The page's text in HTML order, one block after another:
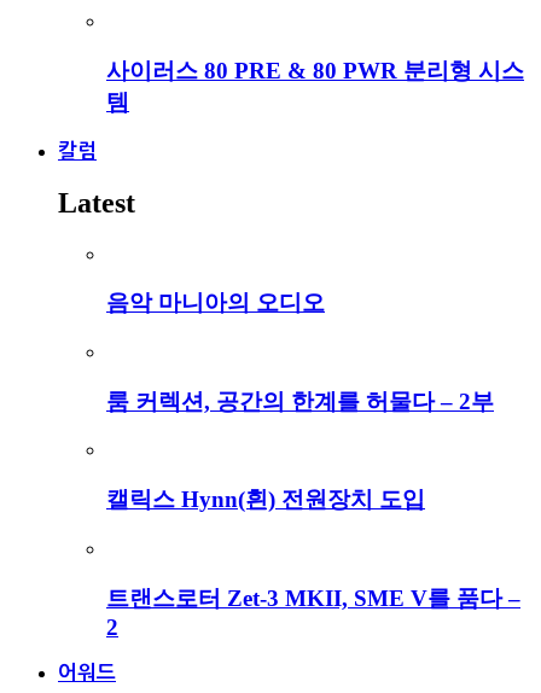
사이러스 80 PRE & 80 PWR 분리형 시스
템
칼럼
Latest
음악 마니아의 오디오
룸 커렉션, 공간의 한계를 허물다 – 2부
캘릭스 Hynn(흰) 전원장치 도입
트랜스로터 Zet-3 MKII, SME V를 품다 –
2
어워드